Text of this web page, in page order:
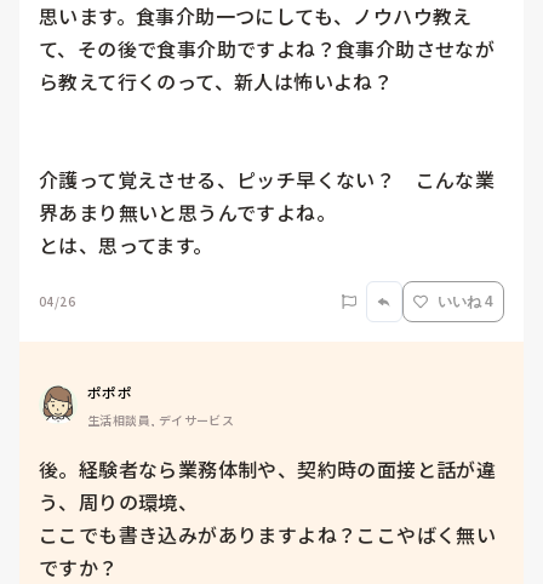
思います。食事介助一つにしても、ノウハウ教え
て、その後で食事介助ですよね？食事介助させなが
ら教えて行くのって、新人は怖いよね？
介護って覚えさせる、ピッチ早くない？　こんな業
界あまり無いと思うんですよね。
とは、思ってます。
04/26 いいね 4
ポポポ
生活相談員, デイサービス
後。経験者なら業務体制や、契約時の面接と話が違
う、周りの環境、
ここでも書き込みがありますよね？ここやばく無い
ですか？